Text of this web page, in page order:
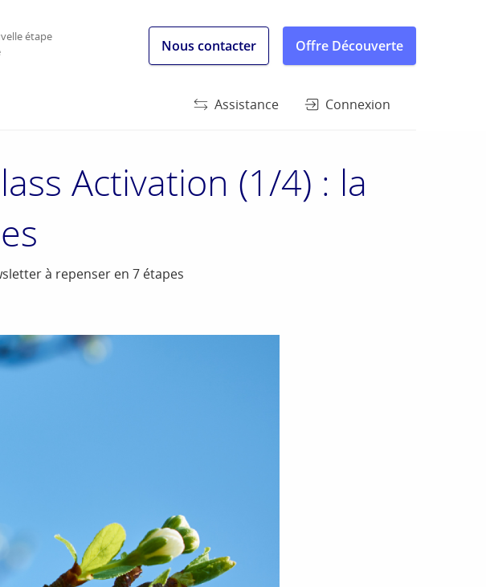
étape
Nous contacter Offre Découverte
Assistance Connexion
Activation (1/4) : la
à repenser en 7 étapes